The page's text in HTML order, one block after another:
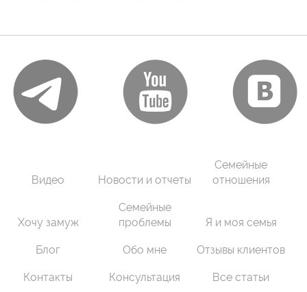
Видео Новости и отчеты
Семейные
отношения
Хочу замуж
Семейные
проблемы
Я и моя семья
Блог Обо мне Отзывы клиентов
Контакты Консультация Все статьи